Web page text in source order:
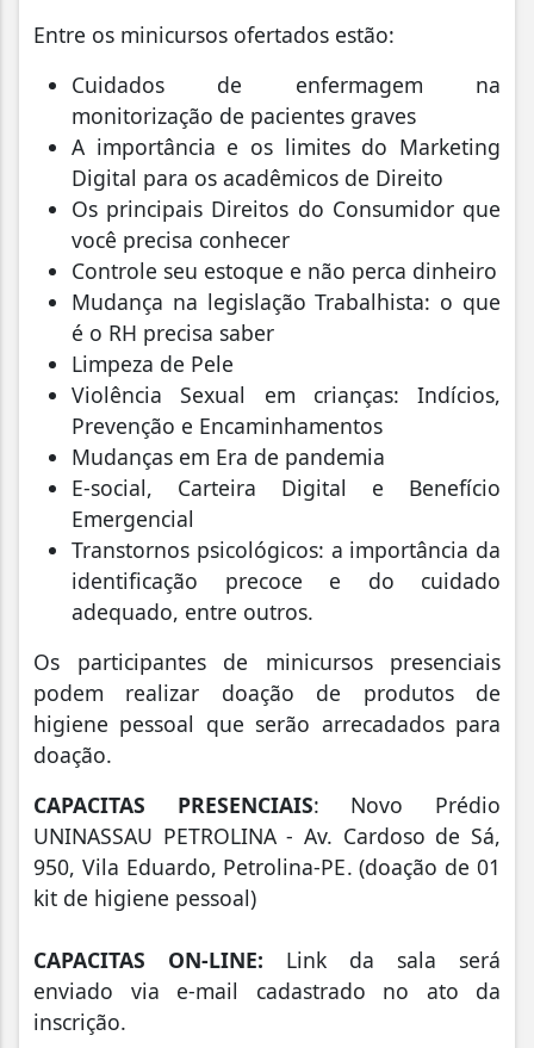
Entre os minicursos ofertados estão:
Cuidados de enfermagem na
monitorização de pacientes graves
A importância e os limites do Marketing
Digital para os acadêmicos de Direito
Os principais Direitos do Consumidor que
você precisa conhecer
Controle seu estoque e não perca dinheiro
Mudança na legislação Trabalhista: o que
é o RH precisa saber
Limpeza de Pele
Violência Sexual em crianças: Indícios,
Prevenção e Encaminhamentos
Mudanças em Era de pandemia
E-social, Carteira Digital e Benefício
Emergencial
Transtornos psicológicos: a importância da
identificação precoce e do cuidado
adequado, entre outros.
Os participantes de minicursos presenciais
podem realizar doação de produtos de
higiene pessoal que serão arrecadados para
doação.
CAPACITAS PRESENCIAIS: Novo Prédio
UNINASSAU PETROLINA - Av. Cardoso de Sá,
950, Vila Eduardo, Petrolina-PE. (doação de 01
kit de higiene pessoal)
CAPACITAS ON-LINE: Link da sala será
enviado via e-mail cadastrado no ato da
inscrição.